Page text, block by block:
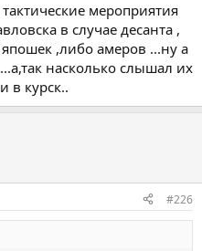
мероприятия
в случае десанта ,
,либо амеров ...ну а
насколько слышал их
в курск..
#226